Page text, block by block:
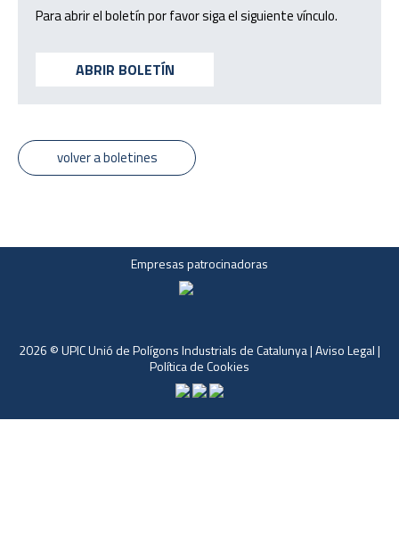
Para abrir el boletín por favor siga el siguiente vínculo.
ABRIR BOLETÍN
volver a boletines
Empresas patrocinadoras
2026 © UPIC Unió de Polígons Industrials de Catalunya |Aviso Legal|
Política de Cookies